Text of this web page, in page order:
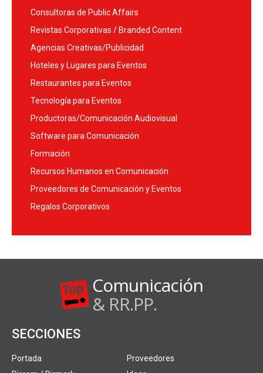
Consultoras de Public Affairs
Revistas Corporativas / Branded Content
Agencias Creativas/Publicidad
Hoteles y Lugares para Eventos
Restaurantes para Eventos
Tecnología para Eventos
Productoras/Comunicación Audiovisual
Software para Comunicación
Formación
Recursos Humanos en Comunicación
Proveedores de Comunicación y Eventos
Regalos Corporativos
Comunicación
& RR.PP.
SECCIONES
Portada
Proveedores